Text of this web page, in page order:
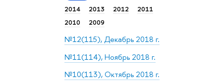
2014
2013 2012
2011
2010
2009
№12(115), Декабрь 2018 г.
№11(114), Ноябрь 2018 г.
№10(113), Октябрь 2018 г.